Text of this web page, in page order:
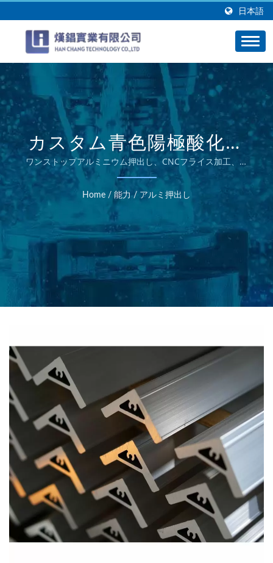
日本語
カスタム青色陽極酸化部
品のためのアルミCNCフ
ライス加工
ワンストップアルミニウム押出し、CNCフライス加工、陽
極酸化
Home / 能力 / アルミ押出し